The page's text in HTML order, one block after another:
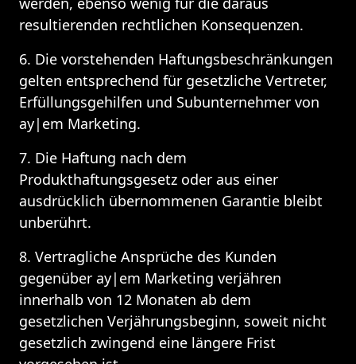
resultierenden rechtlichen Konsequenzen.
6. Die vorstehenden Haftungsbeschränkungen
gelten entsprechend für gesetzliche Vertreter,
Erfüllungsgehilfen und Subunternehmer von
ay|em Marketing.
7. Die Haftung nach dem
Produkthaftungsgesetz oder aus einer
ausdrücklich übernommenen Garantie bleibt
unberührt.
8. Vertragliche Ansprüche des Kunden
gegenüber ay|em Marketing verjähren
innerhalb von 12 Monaten ab dem
gesetzlichen Verjährungsbeginn, soweit nicht
gesetzlich zwingend eine längere Frist